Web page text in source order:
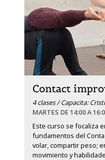
Contact
4 clases / Capacita:
MARTES DE 14:00 A
Este curso se focaliza
fundamentos del
volar, compartir peso;
movimiento y